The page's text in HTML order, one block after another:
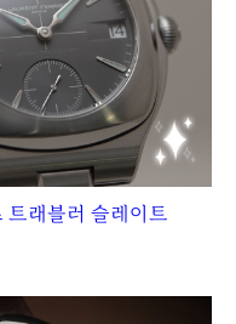
래블러 슬레이트